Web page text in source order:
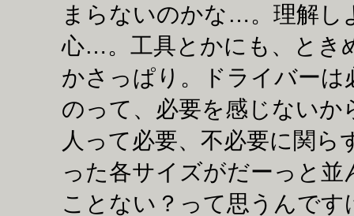
まらないのかな…。理解し
心…。工具とかにも、とき
かさっぱり。ドライバー
のって、必要を感じない
人って必要、不必要に関
った各サイズがだーっと
ことない？って思うんで